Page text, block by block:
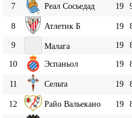
7 Реал Сосьедад 19
8 Атлетик Б 19
9
Малага 19
10
Эспаньол 19
11 Сельта 19
12 Райо Вальекано 19